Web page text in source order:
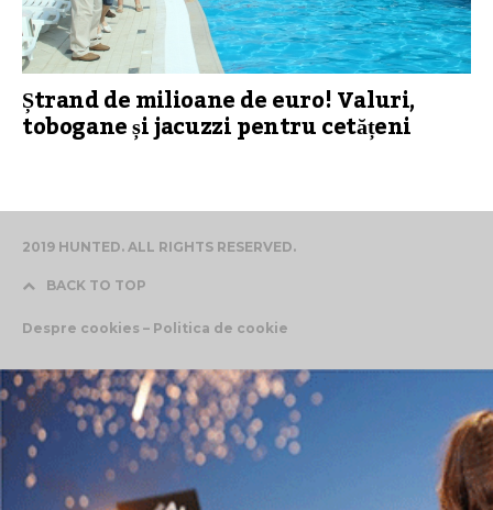
Ștrand de milioane de euro! Valuri,
tobogane și jacuzzi pentru cetățeni
2019 HUNTED. ALL RIGHTS RESERVED.
BACK TO TOP
Despre cookies – Politica de cookie